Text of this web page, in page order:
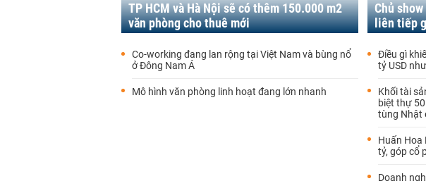
TP HCM và Hà Nội sẽ có thêm 150.000 m2
văn phòng cho thuê mới
Co-working đang lan rộng tại Việt Nam và bùng nổ
ở Đông Nam Á
Mô hình văn phòng linh hoạt đang lớn nhanh
Chủ
liên tiếp
Điều gì
tỷ USD
Khối tài
biệt thự
tùng Nhật
Huấn Hoa
tỷ, góp cổ
Doanh